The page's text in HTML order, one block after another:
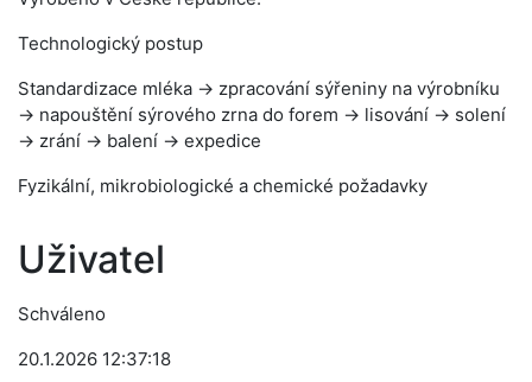
Technologický postup
Standardizace mléka → zpracování sýřeniny na výrobníku
→ napouštění sýrového zrna do forem → lisování → solení
→ zrání → balení → expedice
Fyzikální, mikrobiologické a chemické požadavky
Uživatel
Schváleno
20.1.2026 12:37:18